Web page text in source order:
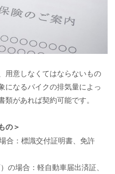
用意しなくてはならないもの
になるバイクの排気量によっ
があれば契約可能です。
の＞
合：標識交付証明書、免許
の場合：軽自動車届出済証、